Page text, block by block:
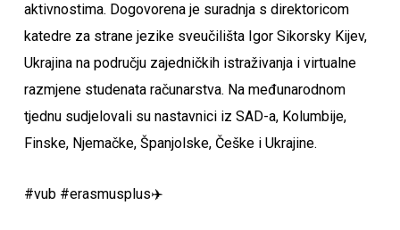
aktivnostima. Dogovorena je suradnja s direktoricom
katedre za strane jezike sveučilišta Igor Sikorsky Kijev,
Ukrajina na području zajedničkih istraživanja i virtualne
razmjene studenata računarstva. Na međunarodnom
tjednu sudjelovali su nastavnici iz SAD-a, Kolumbije,
Finske, Njemačke, Španjolske, Češke i Ukrajine.
#vub #erasmusplus✈️